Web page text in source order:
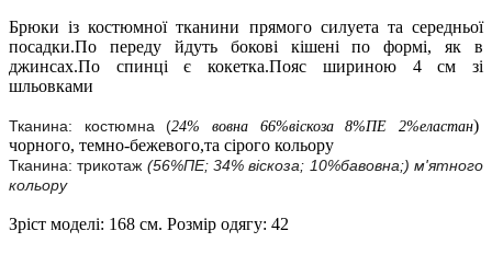
Брюки із костюмної тканини прямого силуета та середньої
посадки.По переду йдуть бокові кішені по формі, як в
джинсах.По спинці є кокетка.Пояс шириною 4 см зі
шльовками
Тканина: костюмна (24% вовна 66%віскоза 8%ПЕ 2%еластан)
чорного, темно-бежевого,та сірого кольору
Тканина: трикотаж (56%ПЕ; 34% віскоза; 10%бавовна;) м'ятного
кольору
Зріст моделі: 168 см. Розмір одягу: 42